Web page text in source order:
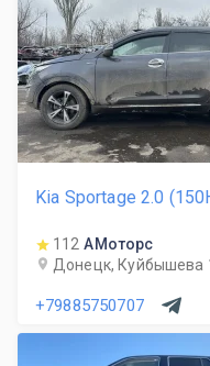
Kia Sportage 2.0
112 АМоторс
Донецк, Куйбышева
+79885750707